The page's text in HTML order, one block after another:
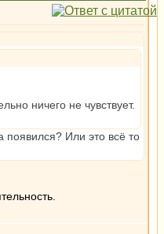
ничего не чувствует.
появился? Или это всё то